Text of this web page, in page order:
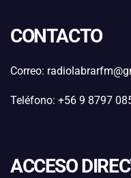
CONTACTO
Correo:
Teléfono: +56 9 8797
ACCESO